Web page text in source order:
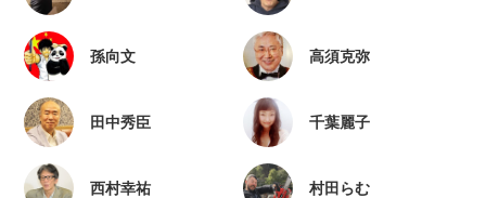
孫向文 高須克弥
田中秀臣 千葉麗子
西村幸祐 村田らむ